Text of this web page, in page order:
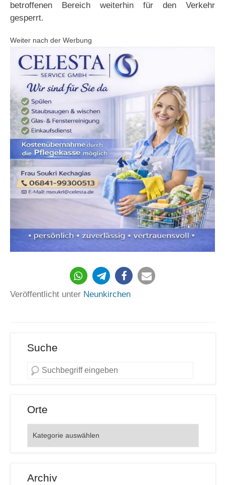
betroffenen Bereich weiterhin für den Verkehr
gesperrt.
Weiter nach der Werbung
959
Veröffentlicht unter Neunkirchen
Suche
Orte
Archiv